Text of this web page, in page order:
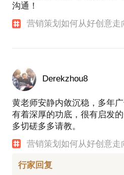
沟通！
营销策划如何从好创意走
Derekzhou8
黄老师安静内敛沉稳，多年
有着深厚的功底，很有启发
多切磋多多请教。
营销策划如何从好创意走
行家回复